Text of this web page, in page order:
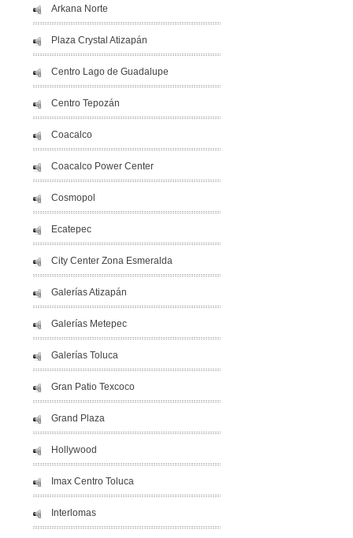
Arkana Norte
Plaza Crystal Atizapán
Centro Lago de Guadalupe
Centro Tepozán
Coacalco
Coacalco Power Center
Cosmopol
Ecatepec
City Center Zona Esmeralda
Galerías Atizapán
Galerías Metepec
Galerías Toluca
Gran Patio Texcoco
Grand Plaza
Hollywood
Imax Centro Toluca
Interlomas